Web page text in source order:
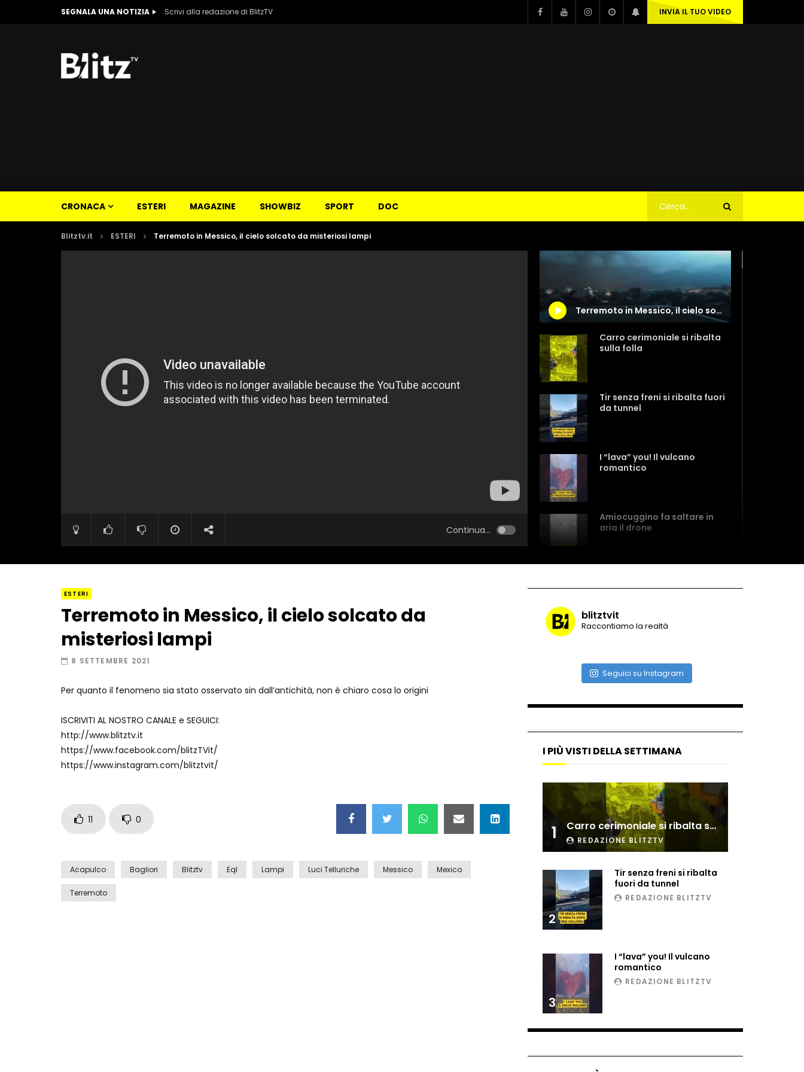
SEGNALA UNA NOTIZIA Scrivi alla redazione di BlitzTV INVIA IL TUO VIDEO
CRONACA ESTERI MAGAZINE SHOWBIZ SPORT DOC
Blitztv.it ESTERI Terremoto in Messico, il cielo solcato da misteriosi lampi
Continua...
Terremoto in Messico, il cielo solcato da misteriosi lampi
Carro cerimoniale si ribalta
sulla folla
Tir senza freni si ribalta fuori
da tunnel
I “lava” you! Il vulcano
romantico
Amiocuggino fa saltare in
aria il drone
dopo incidente
Nei casinò arriva il cambio
Esplode cabina elettrica
sotterranea
Grattacielo crolla per un
incendio
Ammiocuggino con la ruspa…
ESTERI
Terremoto in Messico, il cielo solcato da
misteriosi lampi
8 SETTEMBRE 2021
Per quanto il fenomeno sia stato osservato sin dall’antichità, non è chiaro cosa lo origini
ISCRIVITI AL NOSTRO CANALE e SEGUICI:
http://www.blitztv.it
https://www.facebook.com/blitzTVit/
https://www.instagram.com/blitztvit/
11 0
Acapulco Bagliori Blitztv Eql Lampi Luci Telluriche Messico Mexico
Terremoto
blitztvit
Raccontiamo la realtà
Seguici su Instagram
I PIÙ VISTI DELLA SETTIMANA
1 Carro cerimoniale si ribalta sulla folla
REDAZIONE BLITZTV
2
Tir senza freni si ribalta
fuori da tunnel
REDAZIONE BLITZTV
3
I “lava” you! Il vulcano
romantico
REDAZIONE BLITZTV